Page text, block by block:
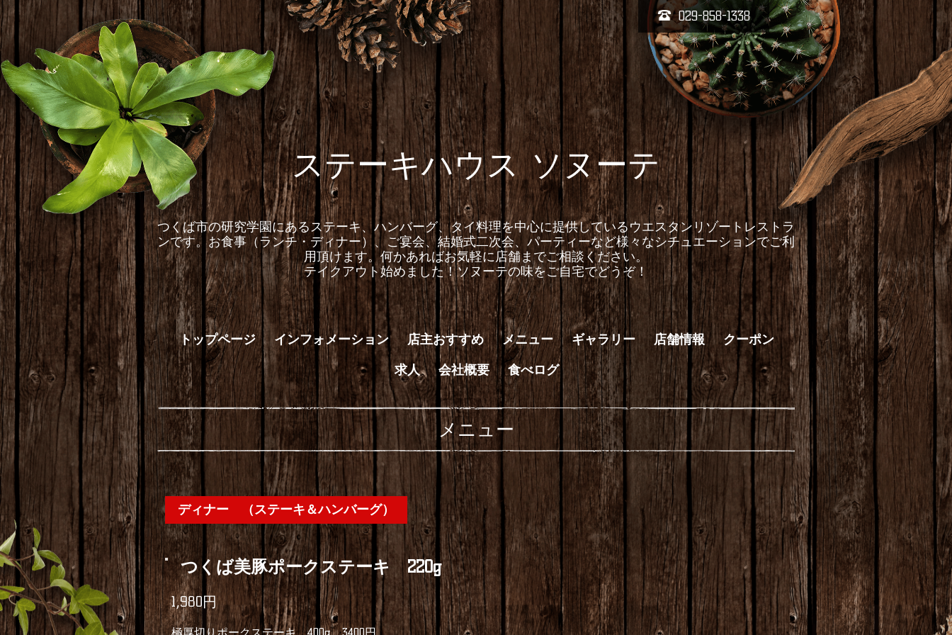
029-858-1338
ステーキハウス ソヌーテ
つくば市の研究学園にあるステーキ、ハンバーグ、タイ料理を中心に提供しているウエスタンリゾートレストラ
ンです。お食事（ランチ・ディナー）、ご宴会、結婚式二次会、パーティーなど様々なシチュエーションでご利
用頂けます。何かあればお気軽に店舗までご相談ください。
テイクアウト始めました！ソヌーテの味をご自宅でどうぞ！
トップページ インフォメーション 店主おすすめ メニュー ギャラリー 店舗情報
クーポン
求人
会社概要 食べログ
メニュー
ディナー （ステーキ＆ハンバーグ）
つくば美豚ポークステーキ 220g
1,980円
極厚切りポークステーキ 400g 3400円